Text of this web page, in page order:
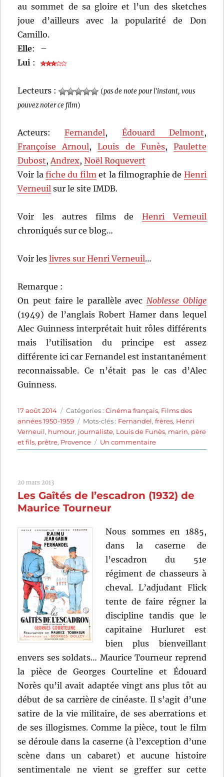
au sommet de sa gloire et l’un des sketches
joue d’ailleurs avec la popularité de Don
Camillo.
Elle:
–
Lui :
Lecteurs : (pas de note pour l'instant, vous
pouvez noter ce film)
Acteurs:Fernandel, Édouard Delmont,
Françoise Arnoul,Louis de Funès, Paulette
Dubost,Andrex,Noël Roquevert
Voir lafiche du filmet la filmographie de Henri
Verneuil sur le site IMDB.
Voir les autres films de Henri Verneuil
chroniqués sur ce blog…
Voir leslivres sur Henri Verneuil…
Remarque :
On peut faire le parallèle avecNoblesse Oblige
(1949) de l’anglais Robert Hamer dans lequel
Alec Guinness interprétait huit rôles différents
mais l’utilisation du principe est assez
différente ici car Fernandel est instantanément
reconnaissable. Ce n’était pas le cas d’Alec
Guinness.
Publié
le
17 août 2014 Catégories
Catégories :Cinéma français, Films des
années 1950-1959
Étiquettes
Mots-clés : Fernandel,frères, Henri
Verneuil, humour, journaliste, Louis de Funès, marin, père
et fils, prêtre, Provence Un commentairesur
Le
pattes
Verneuil
20 mars 2013
Les Gaîtés de l’escadron (1932) de
Maurice Tourneur
Nous sommes en 1885,
dans la caserne de
l’escadron du 51e
régiment de chasseurs à
cheval. L’adjudant Flick
tente de faire régner la
discipline tandis que le
capitaine Hurluret est
bien plus bienveillant
envers ses soldats… Maurice Tourneur reprend
la pièce de Georges Courteline et Édouard
Norès qu’il avait adaptée vingt ans plus tôt au
début de sa carrière de cinéaste. Il s’agit d’une
satire de la vie militaire, de ses aberrations et
de ses illogismes. Comme la pièce, tout le film
se déroule dans la caserne (à l’exception d’une
scène dans un cabaret) et aucune histoire
sentimentale ne vient se greffer sur cette